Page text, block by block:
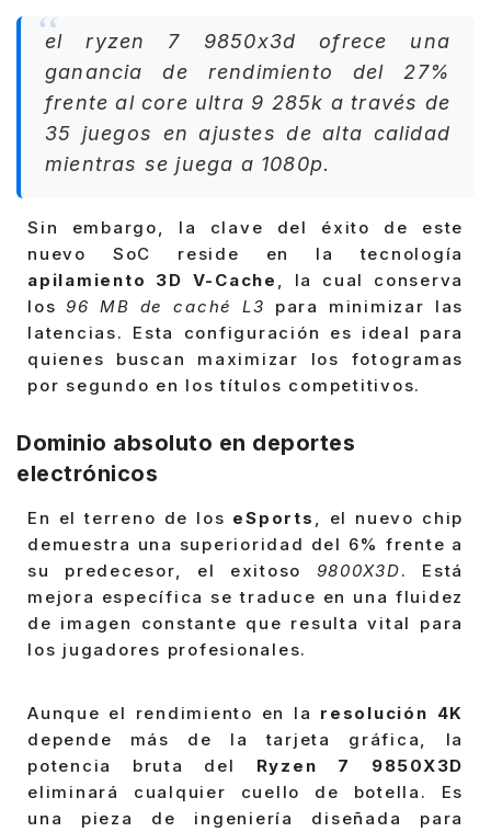
el ryzen 7 9850x3d ofrece una
ganancia de rendimiento del 27%
frente al core ultra 9 285k a través de
35 juegos en ajustes de alta calidad
mientras se juega a 1080p.
Sin embargo, la clave del éxito de este
nuevo SoC reside en la tecnología
apilamiento 3D V-Cache , la cual conserva
los96 MB de caché L3 para minimizar las
latencias. Esta configuración es ideal para
quienes buscan maximizar los fotogramas
por segundo en los títulos competitivos.
Dominio absoluto en deportes
electrónicos
En el terreno de los eSports , el nuevo chip
demuestra una superioridad del 6% frente a
su predecesor, el exitoso 9800X3D. Está
mejora específica se traduce en una fluidez
de imagen constante que resulta vital para
los jugadores profesionales.
Aunque el rendimiento en la resolución 4K
depende más de la tarjeta gráfica, la
potencia bruta del Ryzen 7 9850X3D
eliminará cualquier cuello de botella. Es
una pieza de ingeniería diseñada para